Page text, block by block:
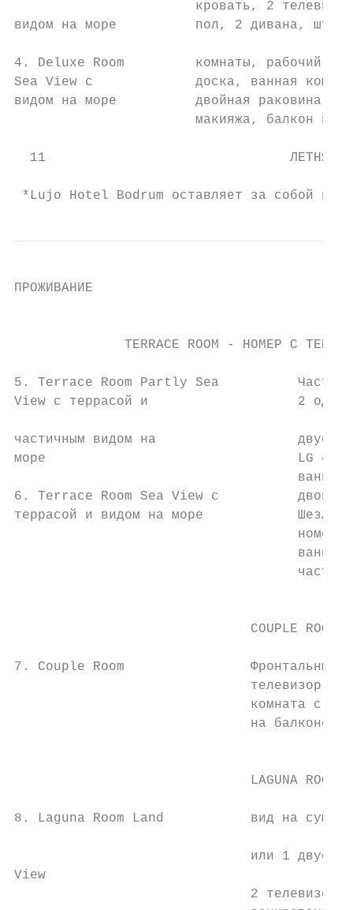
кровать, 2
видом на море          пол, 2 дивана,
4. Deluxe Room         комнаты,
Sea View с             доска, ванная
видом на море          двойная раковина и
макияжа, балкон и
11                               ЛЕТНЯЯ
*Lujo Hotel Bodrum оставляет за собой
ПРОЖИВАНИЕ
TERRACE ROOM - НОМЕР С
5. Terrace Room Partly Sea
View с террасой и                   2
частичным видом на
море                                LG 4K,
ванная
6. Terrace Room Sea View с          двойная
террасой и видом на море
номере
ванная
COUPLE ROOM
7. Couple Room                Фронтальный
телевизор
комната с
на балконе
LAGUNA ROOM
8. Laguna Room Land           вид на сушу и
или 1
View
2